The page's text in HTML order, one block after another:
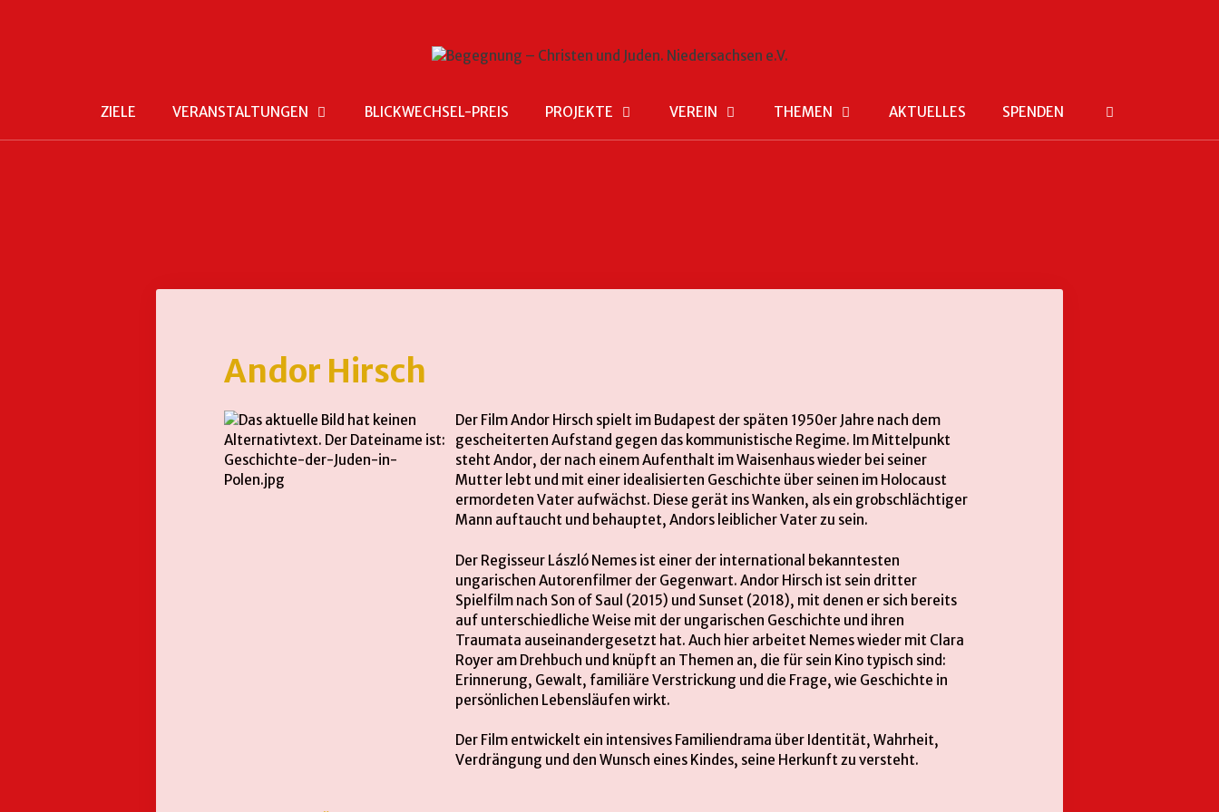
ZIELE VERANSTALTUNGEN BLICKWECHSEL-PREIS PROJEKTE VEREIN THEMEN AKTUELLES SPENDEN
Andor Hirsch
Der Film Andor Hirsch spielt im Budapest der späten 1950er Jahre nach dem
gescheiterten Aufstand gegen das kommunistische Regime. Im Mittelpunkt
steht Andor, der nach einem Aufenthalt im Waisenhaus wieder bei seiner
Mutter lebt und mit einer idealisierten Geschichte über seinen im Holocaust
ermordeten Vater aufwächst. Diese gerät ins Wanken, als ein grobschlächtiger
Mann auftaucht und behauptet, Andors leiblicher Vater zu sein.
Der Regisseur László Nemes ist einer der international bekanntesten
ungarischen Autorenfilmer der Gegenwart. Andor Hirsch ist sein dritter
Spielfilm nach Son of Saul (2015) und Sunset (2018), mit denen er sich bereits
auf unterschiedliche Weise mit der ungarischen Geschichte und ihren
Traumata auseinandergesetzt hat. Auch hier arbeitet Nemes wieder mit Clara
Royer am Drehbuch und knüpft an Themen an, die für sein Kino typisch sind:
Erinnerung, Gewalt, familiäre Verstrickung und die Frage, wie Geschichte in
persönlichen Lebensläufen wirkt.
Der Film entwickelt ein intensives Familiendrama über Identität, Wahrheit,
Verdrängung und den Wunsch eines Kindes, seine Herkunft zu versteht.